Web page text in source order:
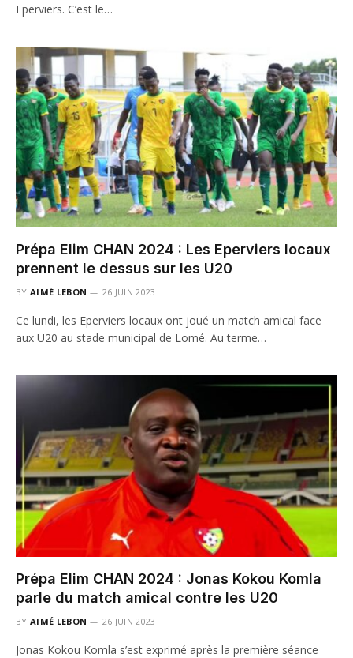
Eperviers. C’est le…
Prépa Elim CHAN 2024 : Les Eperviers locaux
prennent le dessus sur les U20
BY AIMÉ LEBON 26 JUIN 2023
Ce lundi, les Eperviers locaux ont joué un match amical face
aux U20 au stade municipal de Lomé. Au terme…
Prépa Elim CHAN 2024 : Jonas Kokou Komla
parle du match amical contre les U20
BY AIMÉ LEBON 26 JUIN 2023
Jonas Kokou Komla s’est exprimé après la première séance